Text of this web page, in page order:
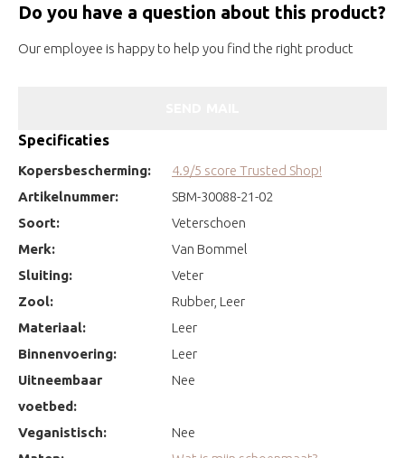
Do you have a question about this product?
Our employee is happy to help you find the right product
Specificaties
Kopersbescherming:
4.9/5 score Trusted Shop!
Artikelnummer:
SBM-30088-21-02
Soort:
Veterschoen
Merk:
Van Bommel
Sluiting:
Veter
Zool:
Rubber, Leer
Materiaal:
Leer
Binnenvoering:
Leer
Uitneembaar
voetbed:
Nee
Veganistisch:
Nee